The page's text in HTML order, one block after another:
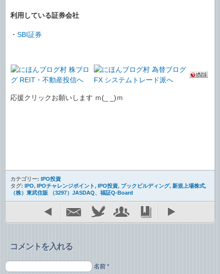
利用している証券会社
・ SBI証券
応援クリックお願いします ｍ(_ _)ｍ
カテゴリー:
IPO投資
タグ:
IPO, IPOチャレンジポイント, IPO投資, ブックビルディング, 新規上場株式,
（株）東武住販 （3297）JASDAQ、福証Q-Board
コメントを入れる
名前 *